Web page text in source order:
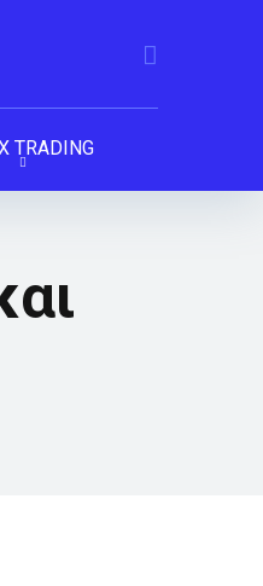
TRADING